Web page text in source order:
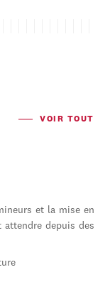
VOIR TOUT
et la mise en
attendre depuis des